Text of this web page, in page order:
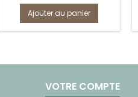
Ajouter au panier
VOTRE COMPTE